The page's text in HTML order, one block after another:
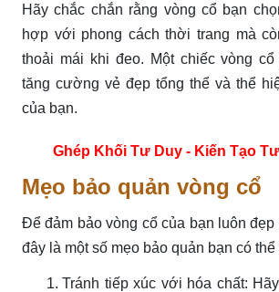
Hãy chắc chắn rằng vòng cổ bạn
hợp với phong cách thời trang mà
thoải mái khi đeo. Một chiếc vòng
tăng cường vẻ đẹp tổng thể và thể
của bạn.
Ghép Khối Tư Duy - Kiến Tạo
Mẹo bảo quản vòng cổ
Để đảm bảo vòng cổ của bạn luôn
đây là một số mẹo bảo quản bạn có thể
Tránh tiếp xúc với hóa chất: